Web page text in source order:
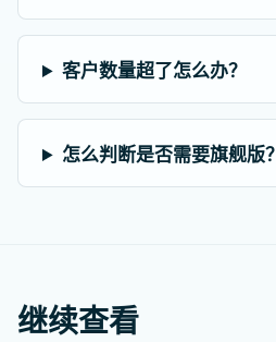
客户数量超了怎么办？
怎么判断是否需要旗舰版？
继续查看